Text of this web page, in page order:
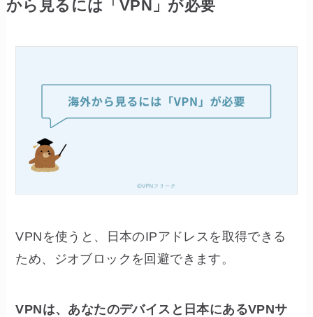
から見るには「VPN」が必要
VPNを使うと、日本のIPアドレスを取得できる
ため、ジオブロックを回避できます。
VPNは、あなたのデバイスと日本にあるVPNサ